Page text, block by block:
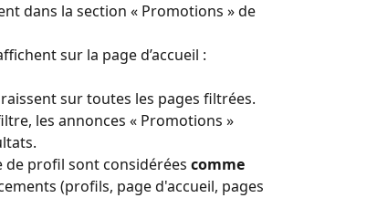
dans la section « Promotions » de
sur la page d’accueil :
sur toutes les pages filtrées.
les annonces « Promotions »
de profil sont considérées comme
(profils, page d'accueil, pages